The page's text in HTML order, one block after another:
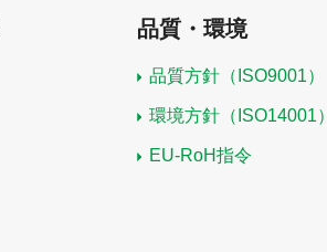
品質・環境
品質方針（ISO9001）
環境方針（ISO14001）
EU-RoH指令